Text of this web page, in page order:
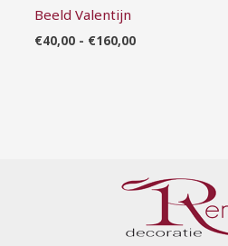
Beeld Valentijn
€40,00 - €160,00